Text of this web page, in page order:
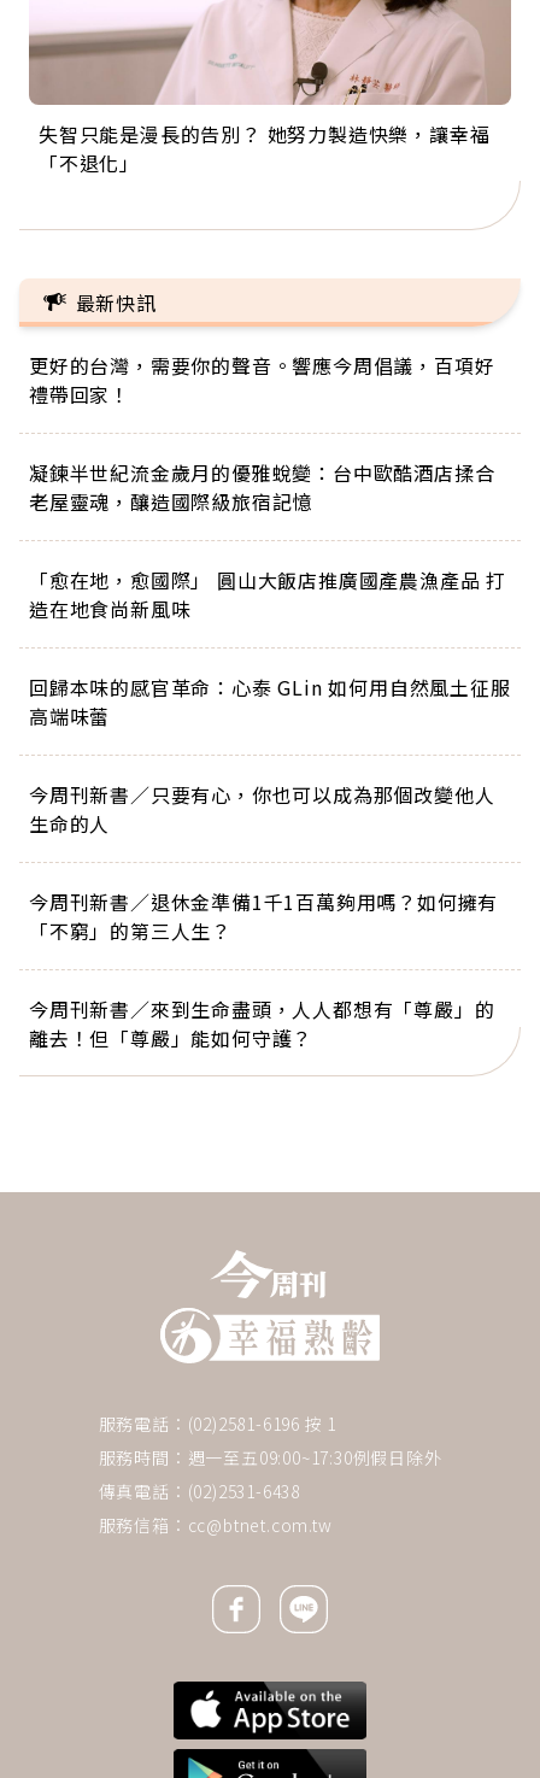
失智只能是漫長的告別？ 她努力製造快樂，讓幸福
「不退化」
來自剛果的巧克力神父 為台灣奉獻36年 「台灣是我
的家，我連作夢都講台語！」
63歲卸矽谷副總、搬回台灣找快樂！「蛋黃哥小
丑」走進安養院，逗樂上萬爺奶：退休後才開始真
104歲打破金氏世界紀錄 成為全球最年長羽球選
手，分享長壽的秘密原來是「這個」
事業巔峰他選擇追夢…黑手阿伯拉小提琴還登上小
巨蛋！連CNN都大讚！
最新快訊
更好的台灣，需要你的聲音。響應今周倡議，百項好
禮帶回家！
凝鍊半世紀流金歲月的優雅蛻變：台中歐酷酒店揉合
老屋靈魂，釀造國際級旅宿記憶
「愈在地，愈國際」 圓山大飯店推廣國產農漁產品 打
造在地食尚新風味
回歸本味的感官革命：心泰 GLin 如何用自然風土征服
高端味蕾
今周刊新書／只要有心，你也可以成為那個改變他人
生命的人
今周刊新書／退休金準備1千1百萬夠用嗎？如何擁有
「不窮」的第三人生？
今周刊新書／來到生命盡頭，人人都想有「尊嚴」的
離去！但「尊嚴」能如何守護？
服務電話：(02)2581-6196 按 1
服務時間：週一至五09:00~17:30例假日除外
傳真電話：(02)2531-6438
服務信箱： cc@btnet.com.tw
Facebook icon
Line icon